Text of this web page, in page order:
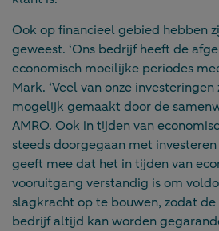
Ook op financieel gebied hebben
geweest. ‘Ons bedrijf heeft de
economisch moeilijke periodes
Mark. ‘Veel van onze
mogelijk gemaakt door de
AMRO. Ook in tijden van
steeds doorgegaan met investeren
geeft mee dat het in tijden van
vooruitgang verstandig is om
slagkracht op te bouwen, zodat
bedrijf altijd kan worden